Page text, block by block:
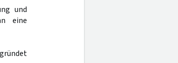
und
eine